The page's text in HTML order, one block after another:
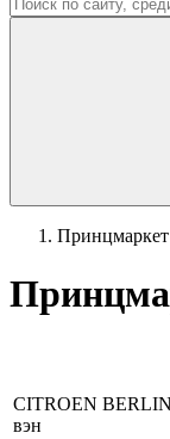
Принцмаркет
CITROEN
вэн